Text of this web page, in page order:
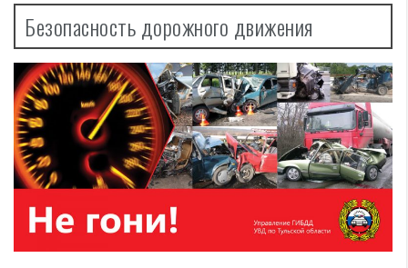
Безопасность дорожного движения